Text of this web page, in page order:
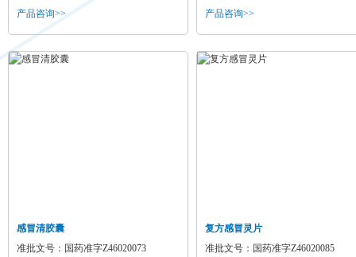
产品咨询>>
产品咨询>>
感冒清胶囊
准批文号：国药准字Z46020073
复方感冒灵片
准批文号：国药准字Z46020085